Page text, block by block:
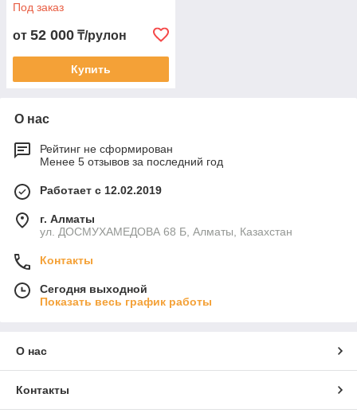
Под заказ
от 52 000 ₸/рулон
Купить
О нас
Рейтинг не сформирован
Менее 5 отзывов за последний год
Работает с 12.02.2019
г. Алматы
ул. ДОСМУХАМЕДОВА 68 Б, Алматы, Казахстан
Контакты
Сегодня выходной
Показать весь график работы
О нас
Контакты